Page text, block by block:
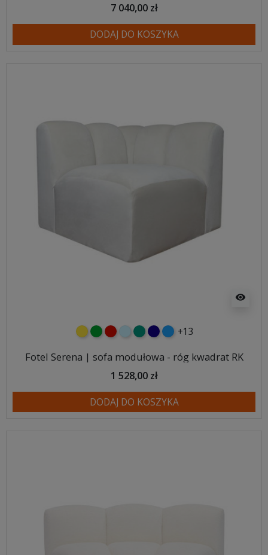
7 040,00 zł
DODAJ DO KOSZYKA
visibility
żółtyzielonyczerwony
błękitnyturkusowy
granatowy
niebieski
+13
Fotel Serena | sofa modułowa - róg kwadrat RK
1 528,00 zł
DODAJ DO KOSZYKA